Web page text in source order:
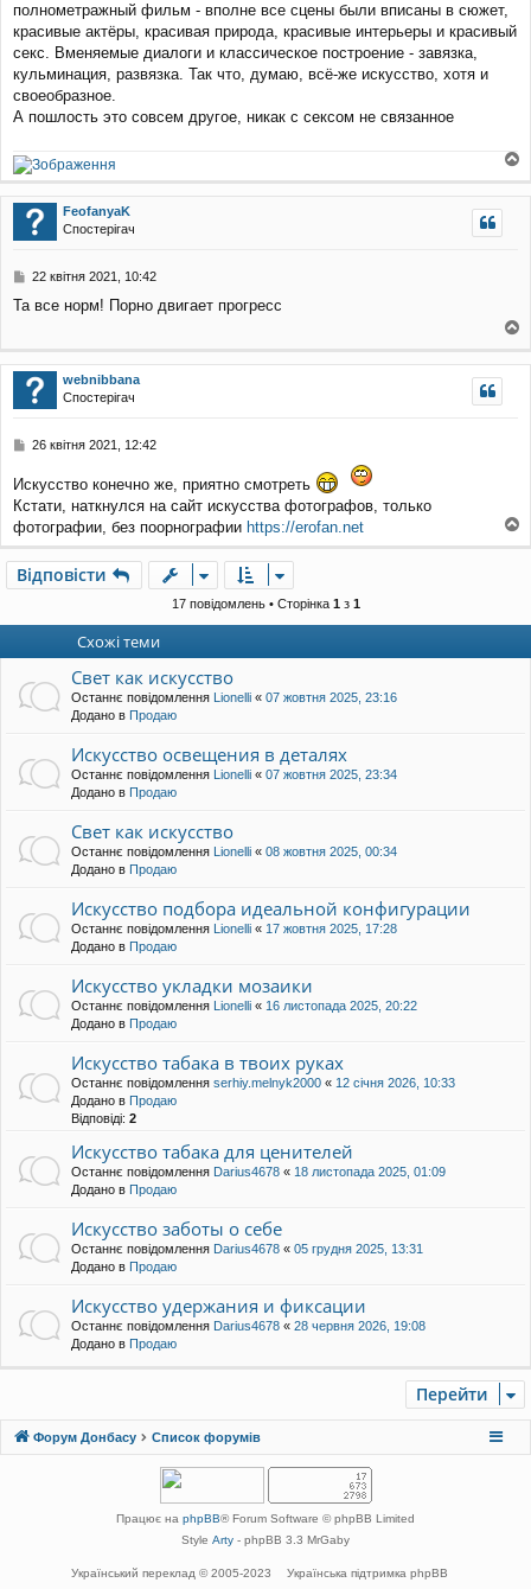
е
н
я
полнометражный фильм - вполне все сцены были вписаны в сюжет,
красивые актёры, красивая природа, красивые интерьеры и красивый
секс. Вменяемые диалоги и классическое построение - завязка,
кульминация, развязка. Так что, думаю, всё-же искусство, хотя и
своеобразное.
А пошлость это совсем другое, никак с сексом не связанное
о
г
FeofanyaK
Спостерігач
П
в
о
м
л
н
22 квітня 2021, 10:42
Та все норм! Порно двигает прогресс
г
webnibbana
Спостерігач
П
в
д
о
м
л
е
26 квітня 2021, 12:42
Искусство конечно же, приятно смотреть
Кстати, наткнулся на сайт искусства фотографов, только
фотографии, без поорнографии https://erofan.net
о
Відповісти
17 повідомлень • Сторінка 1з 1
Схожі теми
Свет как искусство
Останнє повідомлення Lionelli « 07 жовтня 2025, 23:16
Додано в Продаю
Искусство освещения в деталях
Останнє повідомлення Lionelli « 07 жовтня 2025, 23:34
Додано в Продаю
Свет как искусство
Останнє повідомлення Lionelli « 08 жовтня 2025, 00:34
Додано в Продаю
Искусство подбора идеальной конфигурации
Останнє повідомлення Lionelli « 17 жовтня 2025, 17:28
Додано в Продаю
Искусство укладки мозаики
Останнє повідомлення Lionelli « 16 листопада 2025, 20:22
Додано в Продаю
Искусство табака в твоих руках
Останнє повідомлення serhiy.melnyk2000 « 12 січня 2026, 10:33
Додано в Продаю
Відповіді: 2
Искусство табака для ценителей
Останнє повідомлення Darius4678 « 18 листопада 2025, 01:09
Додано в Продаю
Искусство заботы о себе
Останнє повідомлення Darius4678 « 05 грудня 2025, 13:31
Додано в Продаю
Искусство удержания и фиксации
Останнє повідомлення Darius4678 « 28 червня 2026, 19:08
Додано в Продаю
Перейти
Форум Донбасу Список форумів
Працює на phpBB® Forum Software © phpBB Limited
Style Arty - phpBB 3.3 MrGaby
Український переклад © 2005-2023 Українська підтримка phpBB